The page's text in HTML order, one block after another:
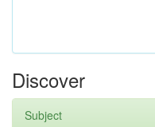
Discover
Subject